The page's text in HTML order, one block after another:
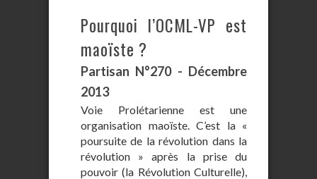
Pourquoi l’OCML-VP est
maoïste ?
Partisan N°270 - Décembre
2013
Voie Prolétarienne est une
organisation maoïste. C’est la «
poursuite de la révolution dans la
révolution » après la prise du
pouvoir (la Révolution Culturelle),